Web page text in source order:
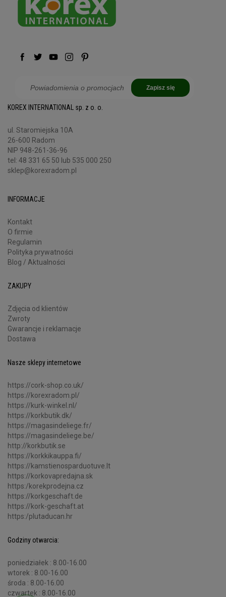
Zapisz się
KOREX INTERNATIONAL sp. z o. o.
ul. Staromiejska 10A
26-600 Radom
NIP 948-261-36-96
tel: 48 331 65 50 lub 535 000 250
sklep@korexradom.pl
INFORMACJE
Kontakt
O firmie
Regulamin
Polityka prywatności
Blog / Aktualności
ZAKUPY
Zdjęcia od klientów
Zwroty
Gwarancje i reklamacje
Dostawa
Nasze sklepy internetowe
https://cork-shop.co.uk/
https://korexradom.pl/
https://kurk-winkel.nl/
https://korkbutik.dk/
https://magasindeliege.fr/
https://magasindeliege.be/
http://korkbutik.se
https://korkkikauppa.fi/
https://kamstienosparduotuve.lt
https://korkovapredajna.sk
https:/korekprodejna.cz
https://korkgeschaft.de
https://kork-geschaft.at
https:/plutaducan.hr
Godziny otwarcia:
poniedziałek : 8.00-16.00
wtorek : 8.00-16.00
środa : 8.00-16.00
czwartek : 8.00-16.00